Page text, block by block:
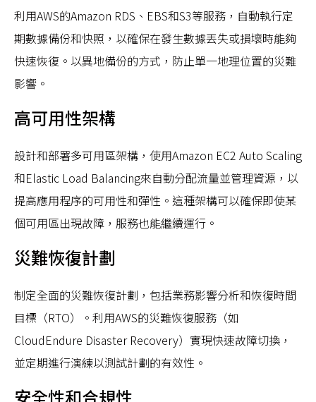
利用AWS的Amazon RDS、EBS和S3等服務，自動執行定
期數據備份和快照，以確保在發生數據丟失或損壞時能夠
快速恢復。以異地備份的方式，防止單一地理位置的災難
影響​。
高可用性架構
設計和部署多可用區架構，使用Amazon EC2 Auto Scaling
和Elastic Load Balancing來自動分配流量並管理資源，以
提高應用程序的可用性和彈性。這種架構可以確保即使某
個可用區出現故障，服務也能繼續運行​。
災難恢復計劃
制定全面的災難恢復計劃，包括業務影響分析和恢復時間
目標（RTO）。利用AWS的災難恢復服務（如
CloudEndure Disaster Recovery）實現快速故障切換，
並定期進行演練以測試計劃的有效性。
安全性和合規性